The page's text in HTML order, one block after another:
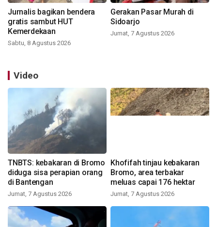
Jurnalis bagikan bendera
gratis sambut HUT
Kemerdekaan
Sabtu, 8 Agustus 2026
Gerakan Pasar Murah di
Sidoarjo
Jumat, 7 Agustus 2026
Video
TNBTS: kebakaran di Bromo
diduga sisa perapian orang
di Bantengan
Jumat, 7 Agustus 2026
Khofifah tinjau kebakaran
Bromo, area terbakar
meluas capai 176 hektar
Jumat, 7 Agustus 2026